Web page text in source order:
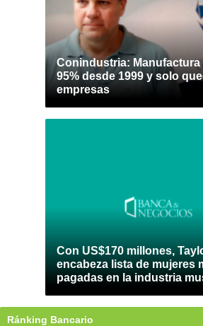
Conindustria: Manufactura
95% desde 1999 y solo
empresas
Con US$170 millones,
encabeza lista de mujeres
pagadas en la industria
Ránking Bancario